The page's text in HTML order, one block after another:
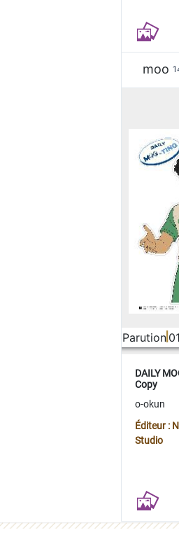
moo
Parution
DAILY
Copy
o-okun
Éditeur :
Studio